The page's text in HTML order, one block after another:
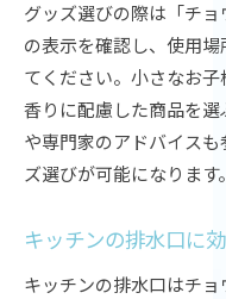
グッズ選びの際は「チ
の表示を確認し、使用
てください。小さなお
香りに配慮した商品を
や専門家のアドバイス
ズ選びが可能になります。
キッチンの排水口に
キッチンの排水口はチョ